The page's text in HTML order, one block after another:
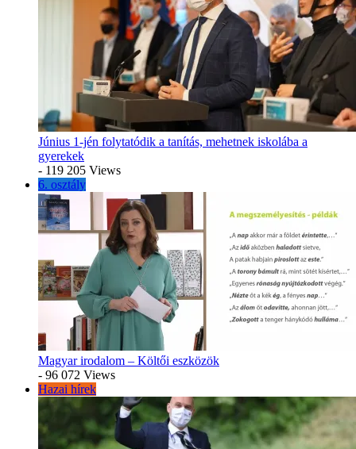
Június 1-jén folytatódik a tanítás, mehetnek iskolába a
gyerekek
- 119 205 Views
6. osztály
Magyar irodalom – Költői eszközök
- 96 072 Views
Hazai hírek